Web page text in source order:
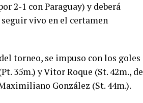
2-1 con Paraguay) y deberá
vivo en el certamen
torneo, se impuso con los goles
35m.) y Vitor Roque (St. 42m., de
González (St. 44m.).